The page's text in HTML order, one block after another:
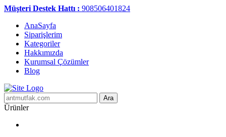
Müşteri Destek Hattı : 908506401824
AnaSayfa
Siparişlerim
Kategoriler
Hakkımızda
Kurumsal Çözümler
Blog
Ara
Ürünler